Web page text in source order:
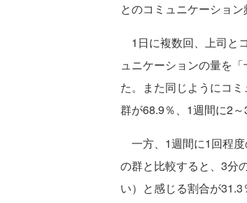
とのコミュニケーション
1日に複数回、上司と
ュニケーションの量を
た。また同じようにコ
群が68.9％、1週間に2～
一方、1週間に1回程
の群と比較すると、3分
い）と感じる割合が31.3